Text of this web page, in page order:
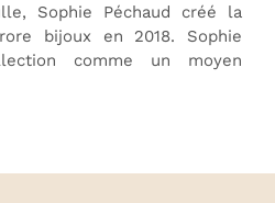
Sophie Péchaud créé la
bijoux en 2018. Sophie
comme un moyen